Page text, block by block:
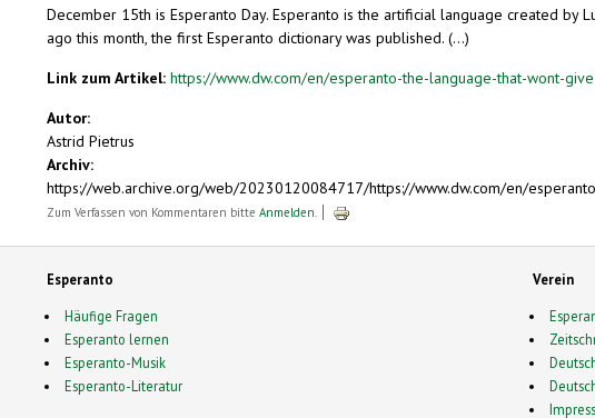
December 15th is Esperanto Day. Esperanto is the artificial language created
ago this month, the first Esperanto dictionary was published. (...)
Link zum Artikel: https://www.dw.com/en/esperanto-the-language-that-wont-
Autor:
Astrid Pietrus
Archiv:
https://web.archive.org/web/20230120084717/https://www.dw.com/en/
Zum Verfassen von Kommentaren bitte Anmelden.
Esperanto
Häufige Fragen
Esperanto lernen
Esperanto-Musik
Esperanto-Literatur
Verein